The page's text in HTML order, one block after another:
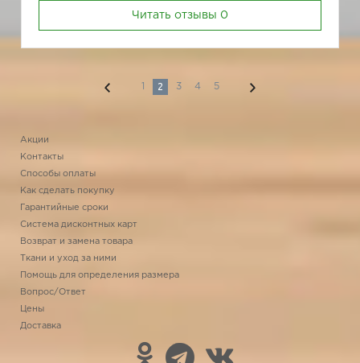
Читать отзывы 0
1 2 3 4 5
Акции
Контакты
Способы оплаты
Как сделать покупку
Гарантийные сроки
Система дисконтных карт
Возврат и замена товара
Ткани и уход за ними
Помощь для определения размера
Вопрос/Ответ
Цены
Доставка